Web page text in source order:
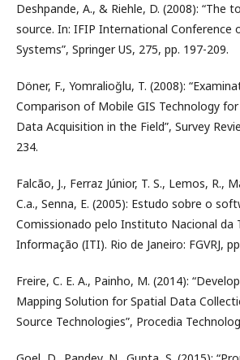
Deshpande, A., & Riehle, D. (2008): “The
source. In: IFIP International Conference
Systems”, Springer US, 275, pp. 197-209.
Döner, F., Yomralioğlu, T. (2008):
Comparison of Mobile GIS Technology
Data Acquisition in the Field”, Survey
234.
Falcão, J., Ferraz Júnior, T. S., Lemos, R.,
C.a., Senna, E. (2005): Estudo sobre o
Comissionado pelo Instituto Nacional da
Informação (ITI). Rio de Janeiro: FGVRJ,
Freire, C. E. A., Painho, M. (2014):
Mapping Solution for Spatial Data
Source Technologies”, Procedia